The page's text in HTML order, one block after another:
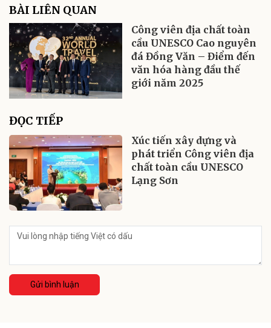
BÀI LIÊN QUAN
Công viên địa chất toàn
cầu UNESCO Cao nguyên
đá Đồng Văn – Điểm đến
văn hóa hàng đầu thế
giới năm 2025
ĐỌC TIẾP
Xúc tiến xây dựng và
phát triển Công viên địa
chất toàn cầu UNESCO
Lạng Sơn
Gửi bình luận